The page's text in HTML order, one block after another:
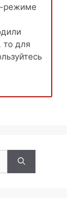
режиме
то для